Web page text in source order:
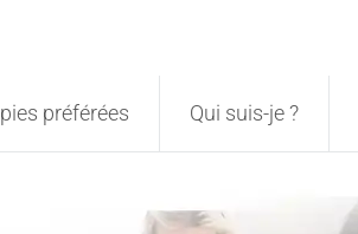
préférées Qui suis-je ?